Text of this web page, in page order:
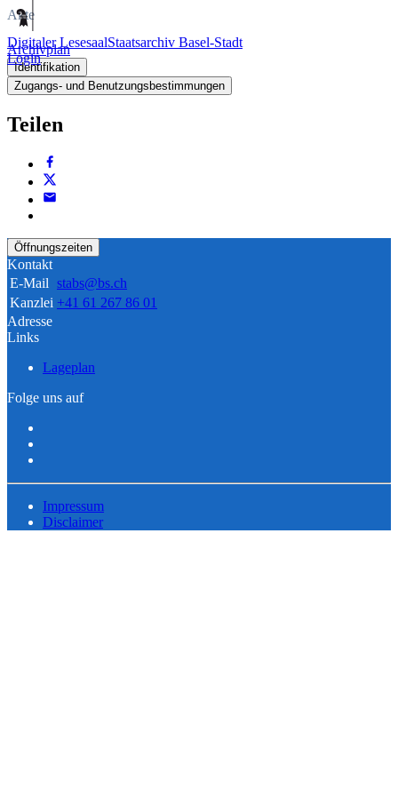
Digitaler LesesaalStaatsarchiv Basel-Stadt
Login
Akte
Archivplan
Identifikation
Zugangs- und Benutzungsbestimmungen
Teilen
Öffnungszeiten
Kontakt
E-Mail stabs@bs.ch
Kanzlei +41 61 267 86 01
Adresse
Links
Lageplan
Folge uns auf
Impressum
Disclaimer